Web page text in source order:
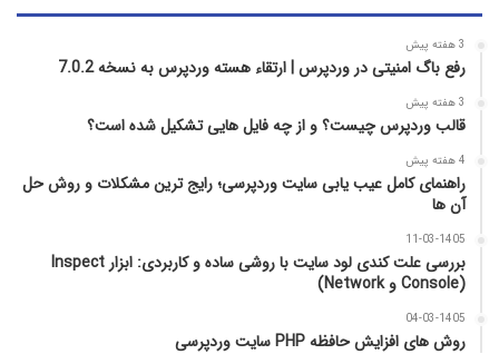
3 هفته پیش
رفع باگ امنیتی در وردپرس | ارتقاء هسته وردپرس به نسخه 7.0.2
3 هفته پیش
قالب وردپرس چیست؟ و از چه فایل­ هایی تشکیل شده است؟
4 هفته پیش
راهنمای کامل عیب‌ یابی سایت وردپرسی؛ رایج‌ ترین مشکلات و روش حل
آن‌ ها
11-03-1405
بررسی علت کندی لود سایت با روشی ساده و کاربردی: ابزار Inspect
(Console و Network)
04-03-1405
روش‌ های افزایش حافظه PHP سایت وردپرسی